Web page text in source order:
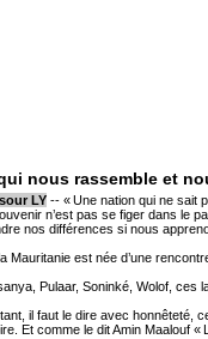
nous rassemble et
LY -- « Une nation qui ne sait
n’est pas se figer dans le
nos différences si nous
Mauritanie est née d’une
Pulaar, Soninké, Wolof, ces
il faut le dire avec honnêteté,
Et comme le dit Amin Maalouf «